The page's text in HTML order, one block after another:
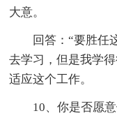
大意。
回答：“要胜任这
去学习，但是我学
适应这个工作。
10、你是否愿意